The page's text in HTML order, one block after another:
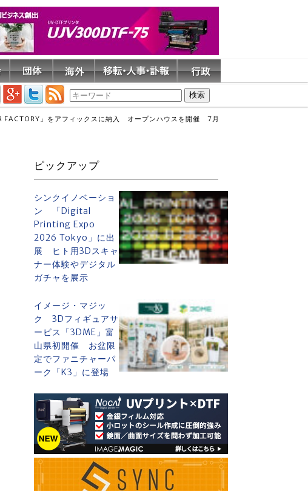
FACTORY」をアフィックスに納入 オープンハウスを開催 7月
ピックアップ
シンクイノベーショ
ン 「Digital
Printing Expo
2026 Tokyo」に出
展 ヒト用3Dスキャ
ナー体験やデジタル
ガチャを展示
イメージ・マジッ
ク 3Dフィギュアサ
ービス「3DME」富
山県初開催 お盆限
定でファニチャーパ
ーク「K3」に登場